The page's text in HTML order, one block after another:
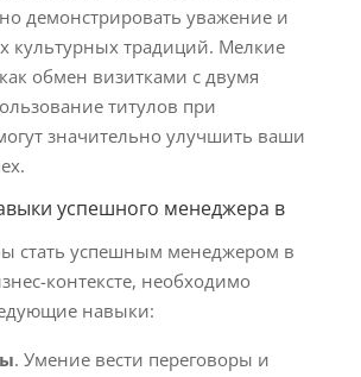
демонстрировать уважение и
культурных традиций. Мелкие
обмен визитками с двумя
титулов при
значительно улучшить ваши
успешного менеджера в
стать успешным менеджером в
контексте, необходимо
навыки:
. Умение вести переговоры и